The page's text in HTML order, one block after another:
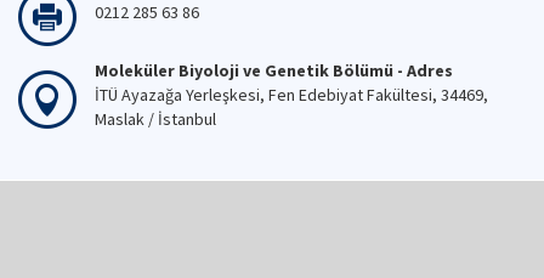
0212 285 63 86
Moleküler Biyoloji ve Genetik Bölümü - Adres
İTÜ Ayazağa Yerleşkesi, Fen Edebiyat Fakültesi, 34469,
Maslak / İstanbul